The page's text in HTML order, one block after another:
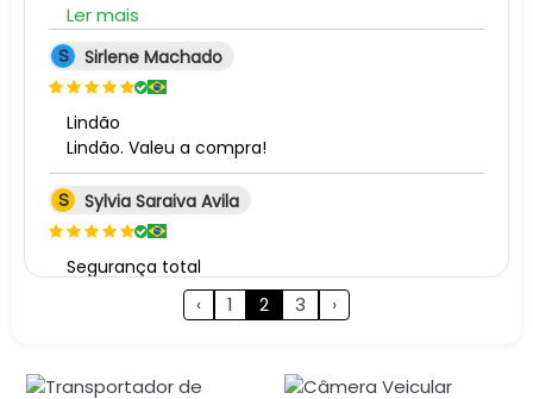
Ler mais
S
Sirlene Machado
Lindão
Lindão. Valeu a compra!
S Sylvia Saraiva Avila
Segurança total
Site confiável e entrega pontual
‹ 1 2 3 ›